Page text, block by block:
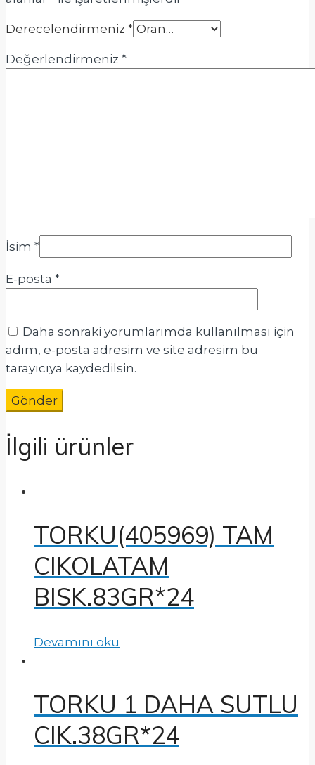
Derecelendirmeniz *
Değerlendirmeniz *
İsim *
E-posta *
Daha sonraki yorumlarımda kullanılması için
adım, e-posta adresim ve site adresim bu
tarayıcıya kaydedilsin.
İlgili ürünler
TORKU(405969) TAM
CIKOLATAM
BISK.83GR*24
Devamını oku
TORKU 1 DAHA SUTLU
CIK.38GR*24